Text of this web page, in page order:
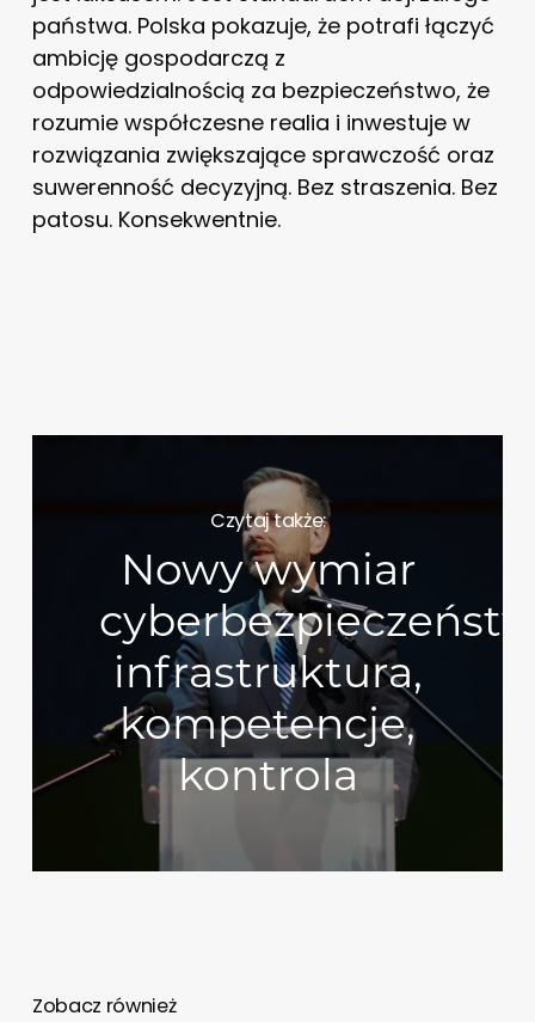
państwa. Polska pokazuje, że potrafi łączyć
ambicję gospodarczą z
odpowiedzialnością za bezpieczeństwo, że
rozumie współczesne realia i inwestuje w
rozwiązania zwiększające sprawczość oraz
suwerenność decyzyjną. Bez straszenia. Bez
patosu. Konsekwentnie.
Czytaj także:
Nowy wymiar
infrastruktura,
kompetencje,
kontrola
Zobacz również